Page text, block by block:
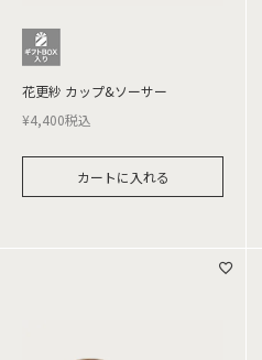
花更紗 カップ&ソーサー
¥4,400税込
カートに入れる